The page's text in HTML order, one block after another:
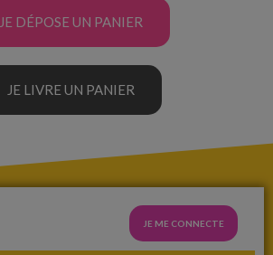
JE DÉPOSE UN PANIER
JE LIVRE UN PANIER
JE ME CONNECTE